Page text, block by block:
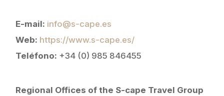
E-mail: info@s-cape.es
Web: https://www.s-cape.es/
Teléfono: +34 (0) 985 846455
Regional Offices of the S-cape Travel Group